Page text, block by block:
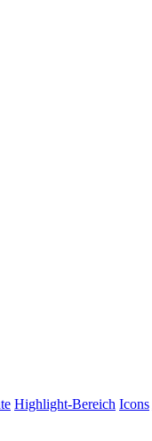
Highlight-Bereich Icons